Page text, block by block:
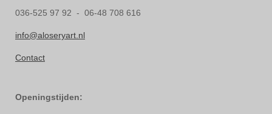
036-525 97 92 - 06-48 708 616
info@aloseryart.nl
Contact
Openingstijden: